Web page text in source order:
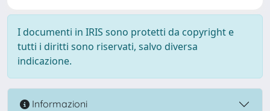
I documenti in IRIS sono protetti da copyright e
tutti i diritti sono riservati, salvo diversa
indicazione.
Informazioni